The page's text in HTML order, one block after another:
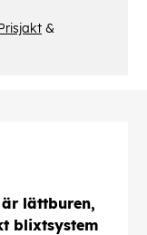
&
är lättburen,
blixtsystem